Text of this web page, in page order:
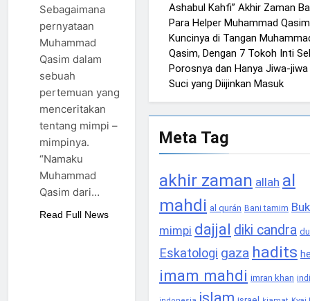
Sebagaimana
pernyataan
Muhammad
Qasim dalam
sebuah
pertemuan yang
menceritakan
tentang mimpi –
mimpinya.
“Namaku
Muhammad
Qasim dari…
Read Full News
Ashabul Kahfi” Akhir Zaman
Para Helper Muhammad
Kuncinya di Tangan
Qasim, Dengan 7 Tokoh Inti
Porosnya dan Hanya Jiwa-jiwa
Suci yang Diijinkan Masuk
Meta Tag
akhir zaman allah al
mahdi al qurán Bani tamim
mimpi dajjal diki candra
Eskatologi gaza hadits
imam mahdi imran khan
islam